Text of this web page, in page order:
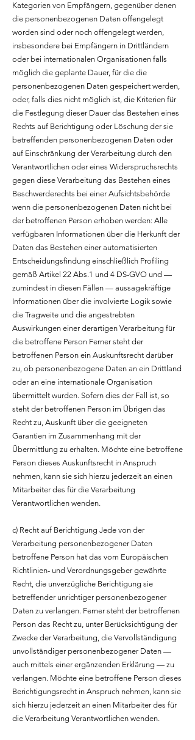
Kategorien von Empfängern, gegenüber denen
die personenbezogenen Daten offengelegt
worden sind oder noch offengelegt werden,
insbesondere bei Empfängern in Drittländern
oder bei internationalen Organisationen falls
möglich die geplante Dauer, für die die
personenbezogenen Daten gespeichert werden,
oder, falls dies nicht möglich ist, die Kriterien für
die Festlegung dieser Dauer das Bestehen eines
Rechts auf Berichtigung oder Löschung der sie
betreffenden personenbezogenen Daten oder
auf Einschränkung der Verarbeitung durch den
Verantwortlichen oder eines Widerspruchsrechts
gegen diese Verarbeitung das Bestehen eines
Beschwerderechts bei einer Aufsichtsbehörde
wenn die personenbezogenen Daten nicht bei
der betroffenen Person erhoben werden: Alle
verfügbaren Informationen über die Herkunft der
Daten das Bestehen einer automatisierten
Entscheidungsfindung einschließlich Profiling
gemäß Artikel 22 Abs.1 und 4 DS-GVO und —
zumindest in diesen Fällen — aussagekräftige
Informationen über die involvierte Logik sowie
die Tragweite und die angestrebten
Auswirkungen einer derartigen Verarbeitung für
die betroffene Person Ferner steht der
betroffenen Person ein Auskunftsrecht darüber
zu, ob personenbezogene Daten an ein Drittland
oder an eine internationale Organisation
übermittelt wurden. Sofern dies der Fall ist, so
steht der betroffenen Person im Übrigen das
Recht zu, Auskunft über die geeigneten
Garantien im Zusammenhang mit der
Übermittlung zu erhalten. Möchte eine betroffene
Person dieses Auskunftsrecht in Anspruch
nehmen, kann sie sich hierzu jederzeit an einen
Mitarbeiter des für die Verarbeitung
Verantwortlichen wenden.
c) Recht auf Berichtigung Jede von der
Verarbeitung personenbezogener Daten
betroffene Person hat das vom Europäischen
Richtlinien- und Verordnungsgeber gewährte
Recht, die unverzügliche Berichtigung sie
betreffender unrichtiger personenbezogener
Daten zu verlangen. Ferner steht der betroffenen
Person das Recht zu, unter Berücksichtigung der
Zwecke der Verarbeitung, die Vervollständigung
unvollständiger personenbezogener Daten —
auch mittels einer ergänzenden Erklärung — zu
verlangen. Möchte eine betroffene Person dieses
Berichtigungsrecht in Anspruch nehmen, kann sie
sich hierzu jederzeit an einen Mitarbeiter des für
die Verarbeitung Verantwortlichen wenden.